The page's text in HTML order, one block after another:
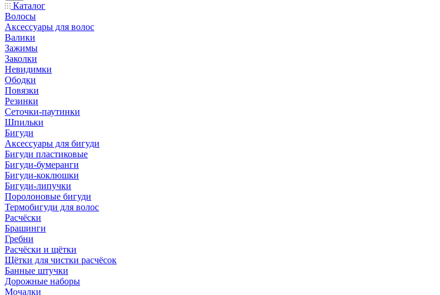
Каталог
Волосы
Аксессуары для волос
Валики
Зажимы
Заколки
Невидимки
Ободки
Повязки
Резинки
Сеточки-паутинки
Шпильки
Бигуди
Аксессуары для бигуди
Бигуди пластиковые
Бигуди-бумеранги
Бигуди-коклюшки
Бигуди-липучки
Поролоновые бигуди
Термобигуди для волос
Расчёски
Брашинги
Гребни
Расчёски и щётки
Щётки для чистки расчёсок
Банные штучки
Дорожные наборы
Мочалки